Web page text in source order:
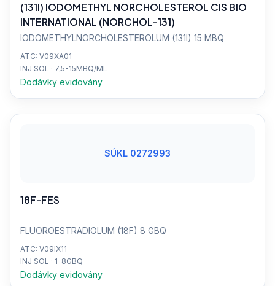
(131I) IODOMETHYL NORCHOLESTEROL CIS BIO
INTERNATIONAL (NORCHOL-131)
IODOMETHYLNORCHOLESTEROLUM (131I) 15 MBQ
ATC: V09XA01
INJ SOL · 7,5-15MBQ/ML
Dodávky evidovány
SÚKL 0272993
18F-FES
FLUOROESTRADIOLUM (18F) 8 GBQ
ATC: V09IX11
INJ SOL · 1-8GBQ
Dodávky evidovány